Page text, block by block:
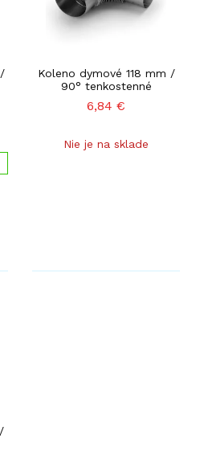
Koleno dymové 118 mm /
90° tenkostenné
6,84 €
Nie je na sklade